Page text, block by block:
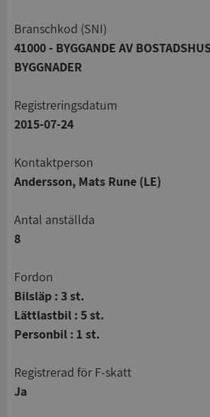
branschkod (SNI)
41000 - BYGGANDE AV
BYGGNADER
registreringsdatum
2015-07-24
Kontaktperson
Andersson, Mats Rune (LE)
Antal anställda
8
Fordon
Bilsläp : 3 st.
Lättlastbil : 5 st.
Personbil : 1 st.
registrerad för F-skatt
Ja